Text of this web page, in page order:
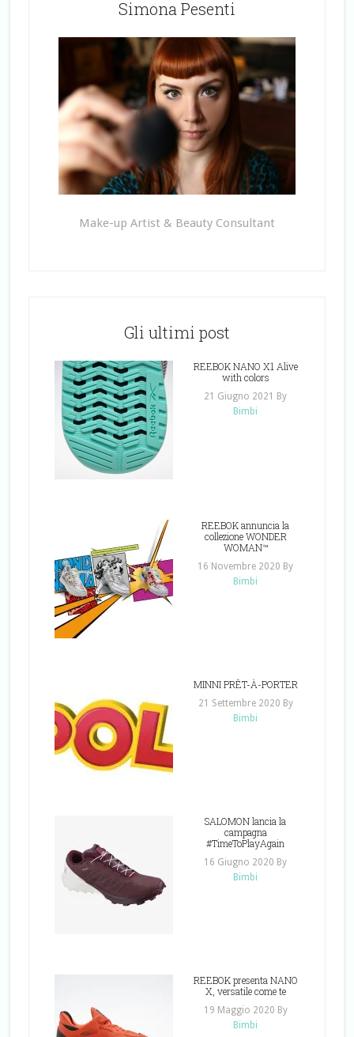
Simona Pesenti
Make-up Artist & Beauty Consultant
Gli ultimi post
REEBOK NANO X1 Alive
with colors
21 Giugno 2021
By
Bimbi
REEBOK annuncia la
collezione WONDER
WOMAN™
16 Novembre 2020 By
Bimbi
MINNI PRÊT-À-PORTER
21 Settembre 2020 By
Bimbi
SALOMON lancia la
campagna
#TimeToPlayAgain
16 Giugno 2020 By
Bimbi
REEBOK presenta NANO
X, versatile come te
19 Maggio 2020 By
Bimbi